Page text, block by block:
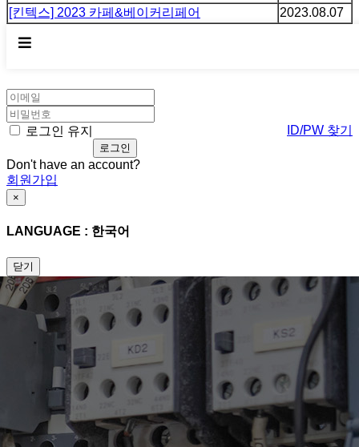
[킨텍스] 2023 카페&베이커리페어
2023.08.07
로그인 유지 ID/PW 찾기
Don't have an account?
회원가입
×
LANGUAGE : 한국어
닫기